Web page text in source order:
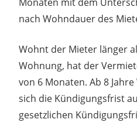
nach Wohndauer des
Wohnt der Mieter länger
Wohnung, hat der
von 6 Monaten. Ab 8
sich die Kündigungsfrist
gesetzlichen